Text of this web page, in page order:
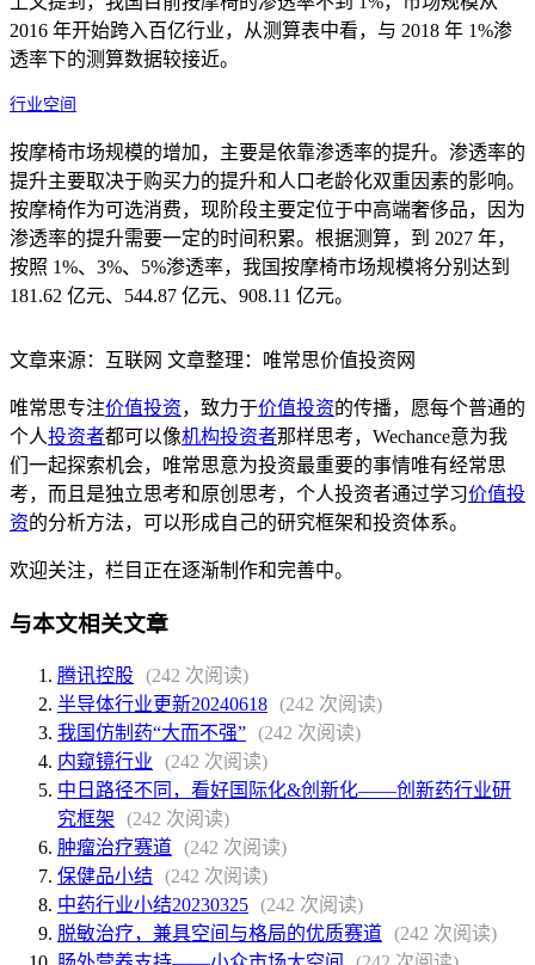
2016 年开始跨入百亿行业，从测算表中看，与 2018 年 1%渗
透率下的测算数据较接近。
行业空间
按摩椅市场规模的增加，主要是依靠渗透率的提升。渗透率的
提升主要取决于购买力的提升和人口老龄化双重因素的影响。
按摩椅作为可选消费，现阶段主要定位于中高端奢侈品，因为
渗透率的提升需要一定的时间积累。根据测算，到 2027 年，
按照 1%、3%、5%渗透率，我国按摩椅市场规模将分别达到
181.62 亿元、544.87 亿元、908.11 亿元。
文章来源：互联网 文章整理：唯常思价值投资网
唯常思专注价值投资，致力于价值投资的传播，愿每个普通的
个人投资者都可以像机构投资者那样思考，Wechance意为我
们一起探索机会，唯常思意为投资最重要的事情唯有经常思
考，而且是独立思考和原创思考，个人投资者通过学习价值投
资的分析方法，可以形成自己的研究框架和投资体系。
欢迎关注，栏目正在逐渐制作和完善中。
与本文相关文章
腾讯控股 (242 次阅读)
半导体行业更新20240618 (242 次阅读)
我国仿制药“大而不强” (242 次阅读)
内窥镜行业
(242 次阅读)
中日路径不同，看好国际化&创新化——创新药行业研
究框架
(242 次阅读)
肿瘤治疗赛道 (242 次阅读)
保健品小结
(242 次阅读)
中药行业小结20230325 (242 次阅读)
脱敏治疗，兼具空间与格局的优质赛道 (242 次阅读)